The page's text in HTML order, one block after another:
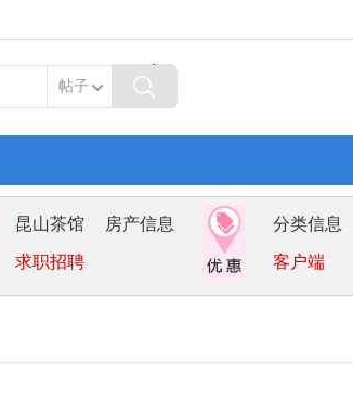
帖子
昆山茶馆 房产信息
求职招聘
分类信息
客户端